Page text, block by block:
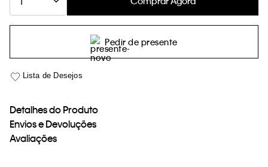
Pedir de presente
Detalhes do Produto
Envios e Devoluções
Avaliações